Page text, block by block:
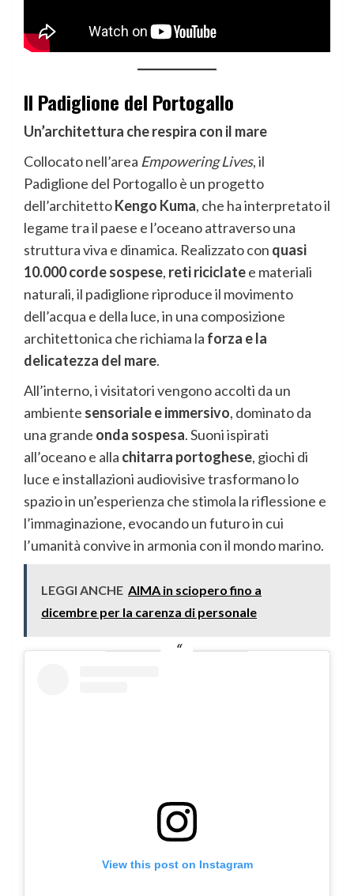
Il Padiglione del Portogallo
Un’architettura che respira con il mare
Collocato nell’area Empowering Lives, il
Padiglione del Portogallo è un progetto
dell’architettoKengo Kuma, che ha interpretato il
legame tra il paese e l’oceano attraverso una
struttura viva e dinamica. Realizzato con quasi
10.000 corde sospese, reti riciclatee materiali
naturali, il padiglione riproduce il movimento
dell’acqua e della luce, in una composizione
architettonica che richiama la forza e la
delicatezza del mare.
All’interno, i visitatori vengono accolti da un
ambiente sensoriale e immersivo, dominato da
una grande onda sospesa. Suoni ispirati
all’oceano e alla chitarra portoghese, giochi di
luce e installazioni audiovisive trasformano lo
spazio in un’esperienza che stimola la riflessione e
l’immaginazione, evocando un futuro in cui
l’umanità convive in armonia con il mondo marino.
LEGGI ANCHE AIMA in sciopero fino a
dicembre per la carenza di personale
View this post on Instagram